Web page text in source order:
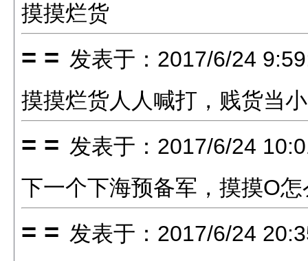
摸摸烂货
= = 发表于：2017/6/24
摸摸烂货人人喊打，贱货当
= = 发表于：2017/6/24
下一个下海预备军，摸摸O
= = 发表于：2017/6/24